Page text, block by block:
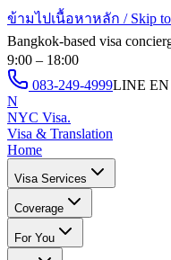
ข้ามไปเนื้อหาหลัก / Skip to
Bangkok-based visa
9:00 – 18:00
083-249-4999LINE EN
N
NYC Visa.
Visa & Translation
Home
Visa Services
Coverage
For You